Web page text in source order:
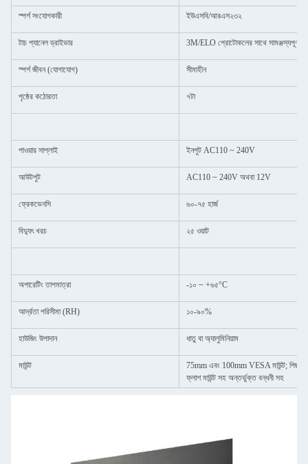
স্পর্শ সংযোগকারী ইউএসবি/আরএস২৩২
টাচ প্যানেল ড্রাইভার 3M/ELO প্রোটোকলের সাথে সামঞ্জস্যপূর্ণ
স্পর্শ জীবন (যোগাযোগ) সীমাহীন
পৃষ্ঠের কঠোরতা ৭টা
পাওয়ার সাপ্লাই ইনপুট AC110 ~ 240V
আউটপুট AC110 ~ 240V অথবা 12V
ফ্রেকভেনসি ৬০-৭৫ হার্জ
বিদ্যুৎ খরচ ২৫ ওয়াট
অপারেটিং তাপমাত্রা -১০ ~ +৬৫°C
আর্দ্রতা পরিসীমা (RH) ১০-৯০%
হাউজিং উপাদান ধাতু বা অ্যালুমিনিয়াম
মাউন্ট
75mm এবং 100mm VESA মাউন্ট; পিছনের
ফ্লাশ মাউন্ট সহ অন্তর্ভুক্ত বন্ধনী সহ